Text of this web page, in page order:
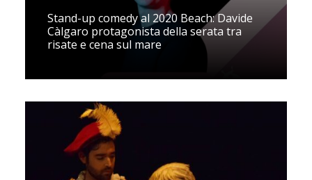
Stand-up comedy al 2020 Beach: Davide
Càlgaro protagonista della serata tra
risate e cena sul mare